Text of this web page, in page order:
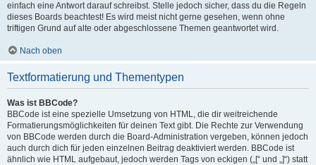
einfach eine Antwort darauf schreibst. Stelle jedoch sicher, dass du die Regeln
dieses Boards beachtest! Es wird meist nicht gerne gesehen, wenn ohne
triftigen Grund auf alte oder abgeschlossene Themen geantwortet wird.
Nach oben
Textformatierung und Thementypen
Was ist BBCode?
BBCode ist eine spezielle Umsetzung von HTML, die dir weitreichende
Formatierungsmöglichkeiten für deinen Text gibt. Die Rechte zur Verwendung
von BBCode werden durch die Board-Administration vergeben, können jedoch
auch durch dich für jeden einzelnen Beitrag deaktiviert werden. BBCode ist
ähnlich wie HTML aufgebaut, jedoch werden Tags von eckigen („[“ und „]“) statt